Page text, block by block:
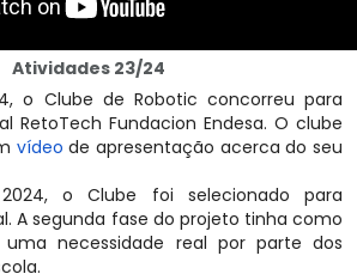
Atividades 23/24
o Clube de Robotic concorreu para
RetoTech Fundacion Endesa. O clube
vídeo de apresentação acerca do seu
o Clube foi selecionado para
A segunda fase do projeto tinha como
necessidade real por parte dos